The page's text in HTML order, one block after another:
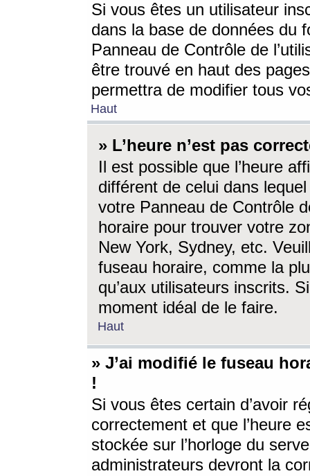
Si vous êtes un utilisateur
dans la base de données du
Panneau de Contrôle de
être trouvé en haut des
permettra de modifier tous
Haut
» L’heure n’est pas
Il est possible que l’heure
différent de celui dans
votre Panneau de Contrôle
horaire pour trouver votre
New York, Sydney, etc.
fuseau horaire, comme la
qu’aux utilisateurs inscrits.
moment idéal de le faire.
Haut
» J’ai modifié le fuseau
!
Si vous êtes certain d’avoir
correctement et que l’heure
stockée sur l’horloge du
administrateurs devront la